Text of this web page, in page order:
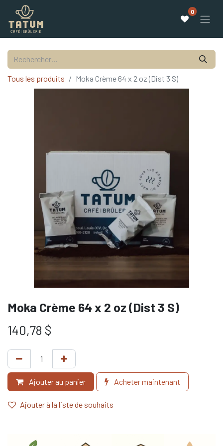
0
Tous les produits Moka Crème 64 x 2 oz (Dist 3 S)
Moka Crème 64 x 2 oz (Dist 3 S)
140,78 $
Ajouter au panier Acheter maintenant
Ajouter à la liste de souhaits